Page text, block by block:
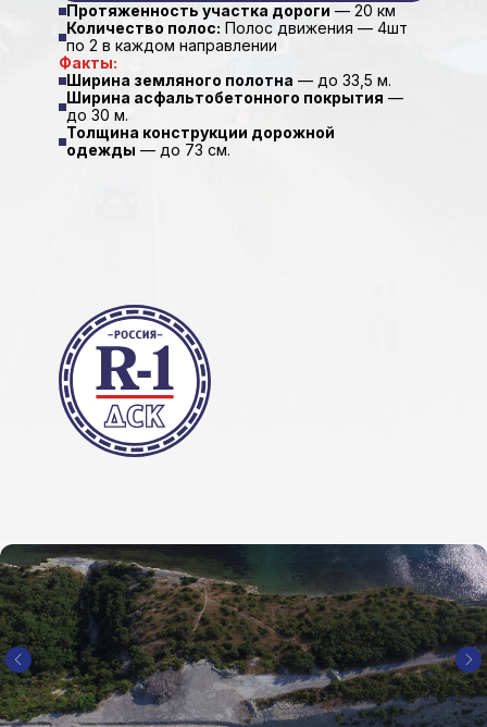
Протяженность участка дороги — 20 км
Количество полос: Полос движения — 4шт
по 2 в каждом направлении
Факты:
Ширина земляного полотна — до 33,5 м.
Ширина асфальтобетонного покрытия —
до 30 м.
Толщина конструкции дорожной
одежды — до 73 см.